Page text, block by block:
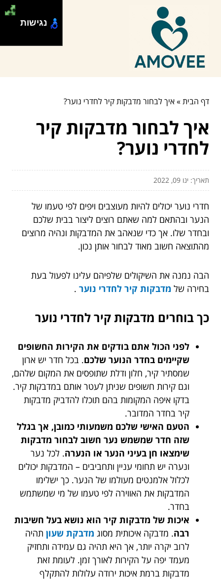
דף הבית»איך לבחור מדבקות קיר לחדרי נוער?
איך לבחור מדבקות קיר
לחדרי נוער?
תאריך: ינו 09, 2022
חדרי נוער יכולים להיות מעוצבים ויפים לפי טעמו של
הנער ובהתאם למה שאתם רוצים ליצור בבית שלכם
ובחדר שלו. אך כדי שנאהב את המדבקות ונהיה מרוצים
מהתוצאה חשוב מאוד לבחור אותן נכון.
הבה נמנה את השיקולים שלפיהם עלינו לפעול בעת
בחירה של מדבקות קיר לחדרי נוער .
כך בוחרים מדבקות קיר לחדרי נוער
לפני הכול אתם בודקים את הקירות החשופים
שקיימים בחדר הנוער שלכם. בכל חדר יש ארון
שמסתיר קיר, חלון ודלת שתופסים את המקום שלהם,
וגם קירות חשופים שניתן לעטר אותם במדבקות קיר.
בדקו איפה המקומות בהם תוכלו להדביק מדבקות
קיר בחדר המדובר.
הטעם האישי שלכם משמעותי כמובן, אך בגלל
שזה חדר שמשמש נער חשוב לבחור מדבקות
שימצאו חן בעיני הנער או הנערה. לכל נער
ונערה יש תחומי עניין ותחביבים – המדבקות יכולים
לכלול אלמנטים מעולמו של הנער. כך ישלימו
המדבקות את האווירה לפי טעמו של מי שמשתמש
בחדר.
איכות של מדבקות קיר הוא נושא בעל חשיבות
רבה. מדבקה איכותית מסוג מדבקת שעון תהיה
לרוב יקרה יותר, אך היא תהיה גם עמידה ותחזיק
מעמד יפה על הקירות לאורך זמן. לעומת זאת
מדבקות ברמת איכות ירודה עלולות להתקלף
נגישות